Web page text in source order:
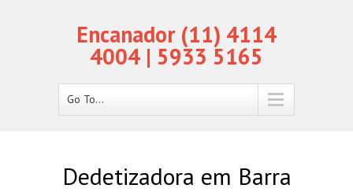
Encanador (11) 4114
4004 | 5933 5165
Go To...
Dedetizadora em Barra